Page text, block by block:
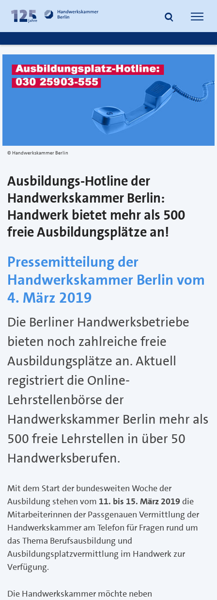
Inhalt
springen
Fußzeile
springen
Suche
Handwerkskammer Berlin
Ausbildungs-Hotline der
Handwerkskammer Berlin:
Handwerk bietet mehr als 500
freie Ausbildungsplätze an!
Pressemitteilung der
Handwerkskammer Berlin vom
4. März 2019
Die Berliner Handwerksbetriebe
bieten noch zahlreiche freie
Ausbildungsplätze an. Aktuell
registriert die Online-
Lehrstellenbörse der
Handwerkskammer Berlin mehr als
500 freie Lehrstellen in über 50
Handwerksberufen.
Mit dem Start der bundesweiten Woche der
Ausbildung stehen vom 11. bis 15. März 2019 die
Mitarbeiterinnen der Passgenauen Vermittlung der
Handwerkskammer am Telefon für Fragen rund um
das Thema Berufsausbildung und
Ausbildungsplatzvermittlung im Handwerk zur
Verfügung.
Die Handwerkskammer möchte neben